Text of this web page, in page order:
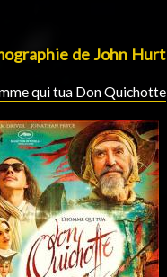
de John Hurt
qui tua Don Quichotte